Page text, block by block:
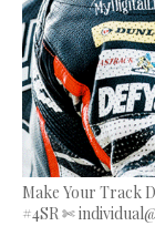
Make Your Track
#4SR ✄